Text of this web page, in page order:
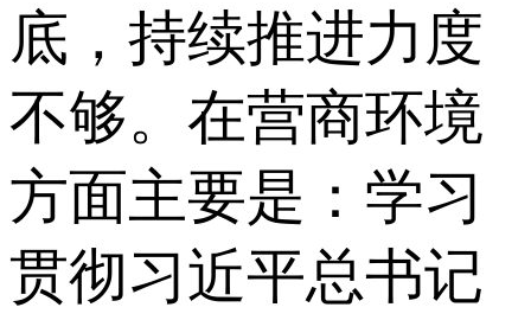
底，持续推进力度
不够。在营商环境
方面主要是：学习
贯彻习近平总书记